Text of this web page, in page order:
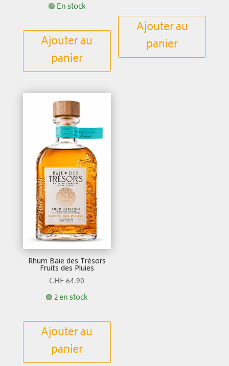
🟢 En stock
Ajouter au
panier
Ajouter au
panier
Rhum Baie des Trésors
Fruits des Pluies
CHF64.90
🟢 2 en stock
Ajouter au
panier